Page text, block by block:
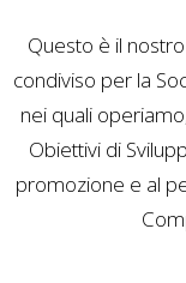
Questo è il
condiviso per la
nei quali
Obiettivi di
promozione e al